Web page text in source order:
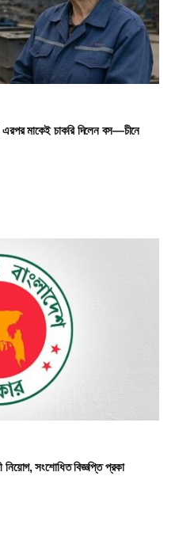
এরপর মাকেই চাকরি দিলেন বস—চীনে
নিয়োগ, সংশোধিত বিজ্ঞপ্তি প্রকা